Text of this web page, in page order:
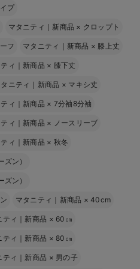
プ
マタニティ｜新商品 × クロップト
フ マタニティ｜新商品 × 膝上丈
ィ｜新商品 × 膝下丈
ニティ｜新商品 × マキシ丈
ィ｜新商品 × 7分袖8分袖
ィ｜新商品 × ノースリーブ
ィ｜新商品 × 秋冬
ン）
ン）
マタニティ｜新商品 ×40cm
ティ｜新商品 × 60㎝
ティ｜新商品 × 80㎝
ティ｜新商品 × 男の子